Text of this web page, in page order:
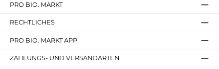
PRO BIO. MARKT
RECHTLICHES
PRO BIO. MARKT APP
ZAHLUNGS- UND VERSANDARTEN